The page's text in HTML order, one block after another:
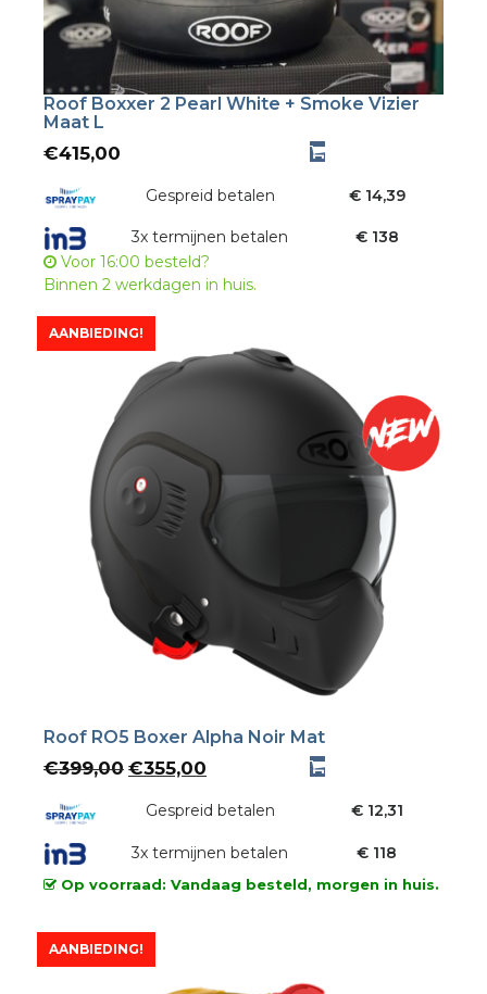
Roof Boxxer 2 Pearl White + Smoke Vizier
Maat L
€415,00
Gespreid betalen € 14,39
3x termijnen betalen
€ 138
Voor 16:00 besteld?
Binnen 2 werkdagen in huis.
AANBIEDING!
Roof RO5 Boxer Alpha Noir Mat
€399,00 Oorspronkelijke
was:
€355,00
is:
Gespreid betalen € 12,31
3x termijnen betalen € 118
Op voorraad: Vandaag besteld, morgen in huis.
AANBIEDING!